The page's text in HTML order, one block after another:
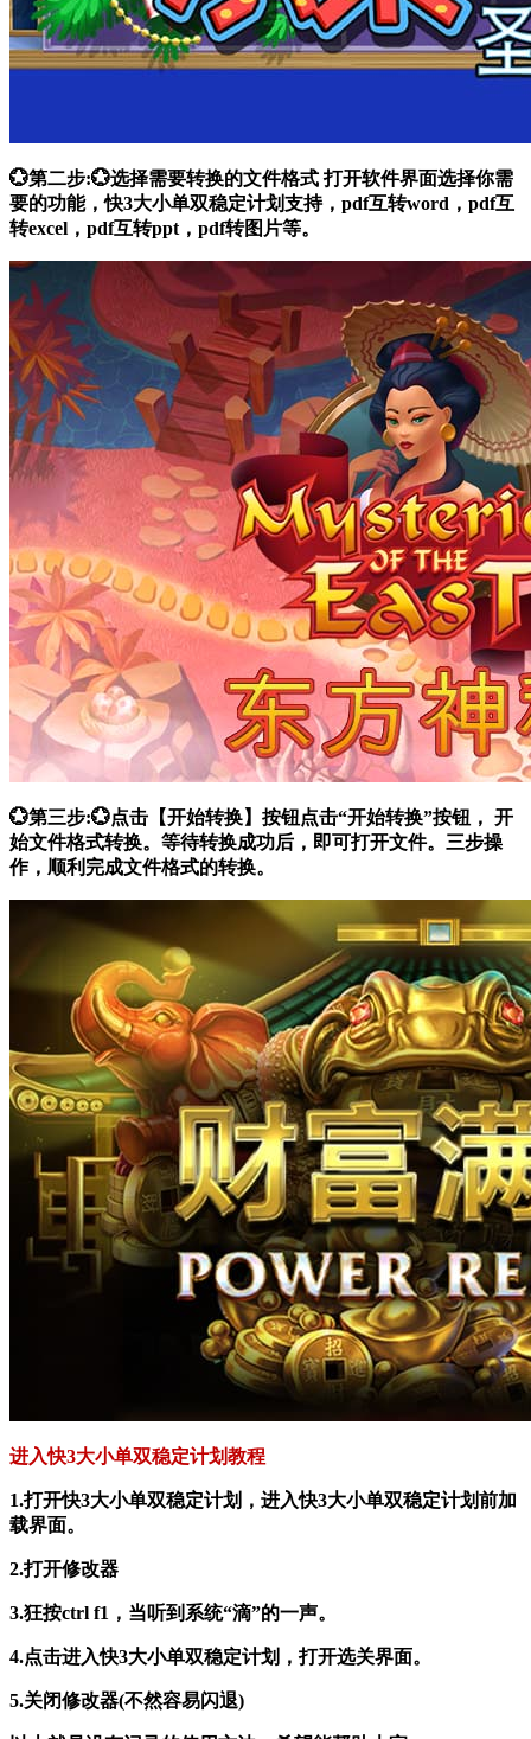
💮第二步:💮选择需要转换的文件格式 打开软件界面选择你需
要的功能，快3大小单双稳定计划支持，pdf互转word，pdf互
转excel，pdf互转ppt，pdf转图片等。
💮第三步:💮点击【开始转换】按钮点击“开始转换”按钮， 开
始文件格式转换。等待转换成功后，即可打开文件。三步操
作，顺利完成文件格式的转换。
进入快3大小单双稳定计划教程
1.打开快3大小单双稳定计划，进入快3大小单双稳定计划前加
载界面。
2.打开修改器
3.狂按ctrl f1，当听到系统“滴”的一声。
4.点击进入快3大小单双稳定计划，打开选关界面。
5.关闭修改器(不然容易闪退)